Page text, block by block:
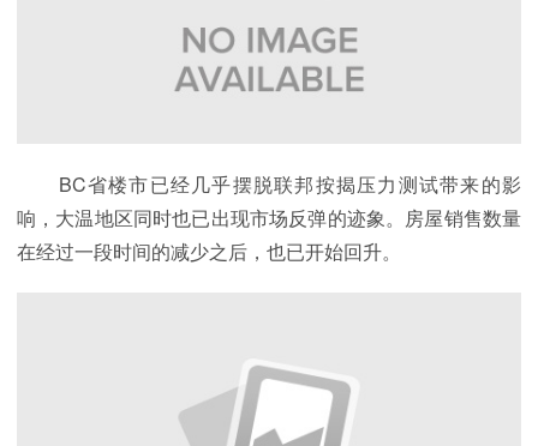
BC省楼市已经几乎摆脱联邦按揭压力测试带来的影
响，大温地区同时也已出现市场反弹的迹象。房屋销售数量
在经过一段时间的减少之后，也已开始回升。